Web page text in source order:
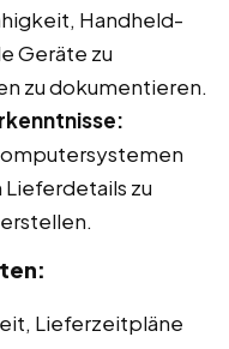
Handheld-
Geräte zu
zu dokumentieren.
zu
Lieferzeitpläne